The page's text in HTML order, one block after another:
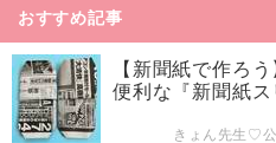
おすすめ記事
【新聞紙で作ろ
便利な『新聞紙ス
きょん先生♡